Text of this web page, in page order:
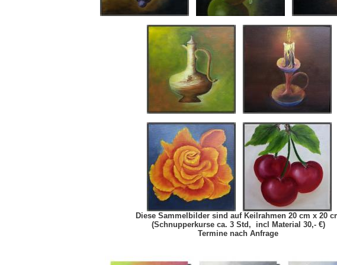
Diese Sammelbilder sind auf Keilrahmen 20 cm x 20
(Schnupperkurse ca. 3 Std, incl Material 30,- €)
Termine nach Anfrage